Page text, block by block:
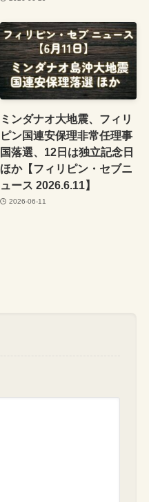
ミンダナオ大地震、フィリ
ピン国連安保理非常任理事
国落選、12日は独立記念日
ほか【フィリピン・セブニ
ュース 2026.6.11】
2026-06-11